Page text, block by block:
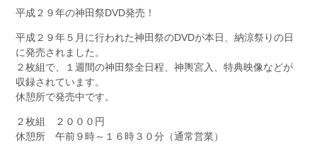
平成２９年の神田祭DVD発売！
平成２９年５月に行われた神田祭のDVDが本日、納涼祭りの日
に発売されました。
２枚組で、１週間の神田祭全日程、神輿宮入、特典映像などが
収録されています。
休憩所で発売中です。
２枚組 ２０００円
休憩所 午前９時～１６時３０分（通常営業）